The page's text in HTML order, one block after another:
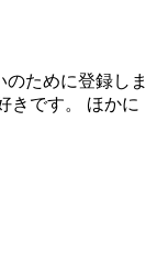
ために登録しま
きです。 ほかに